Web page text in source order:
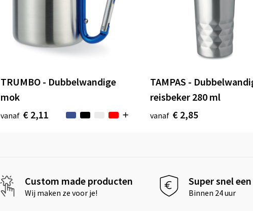
TRUMBO - Dubbelwandige
mok
vanaf € 2,11
TAMPAS -
reisbeker 280 ml
vanaf € 2,85
Custom made producten
Wij maken ze voor je!
Super snel
Binnen 24 uur